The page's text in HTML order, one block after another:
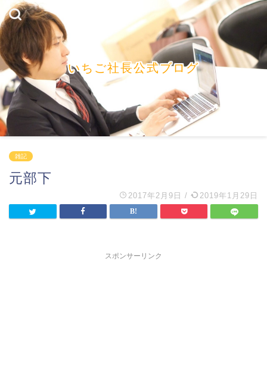
いちご社長公式ブログ
雑記
元部下
2017年2月9日 / 2019年1月29日
スポンサーリンク